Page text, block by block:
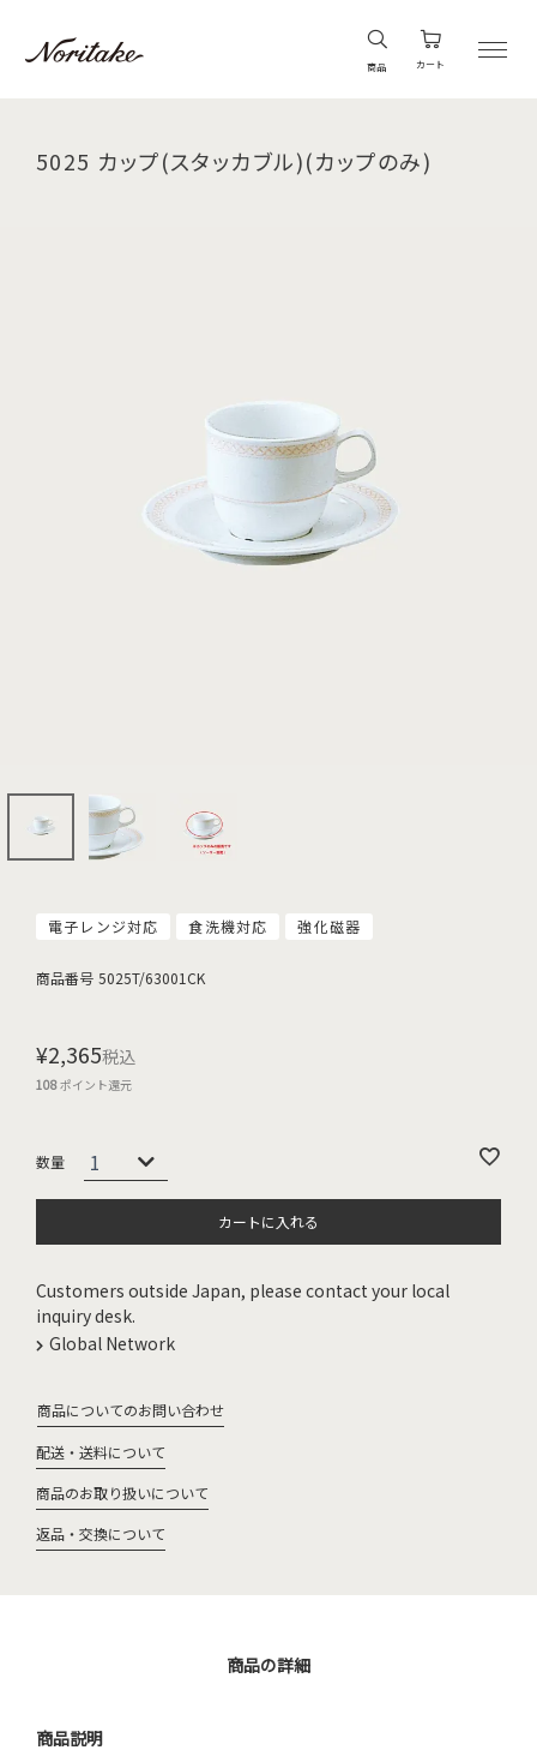
商品 カート
5025 カップ(スタッカブル)(カップのみ)
電子レンジ対応 食洗機対応 強化磁器
商品番号 5025T/63001CK
¥2,365税込
108ポイント還元
カートに入れる
Customers outside Japan, please contact your local
inquiry desk.
Global Network
商品についてのお問い合わせ
配送・送料について
商品のお取り扱いについて
返品・交換について
商品の詳細
商品説明